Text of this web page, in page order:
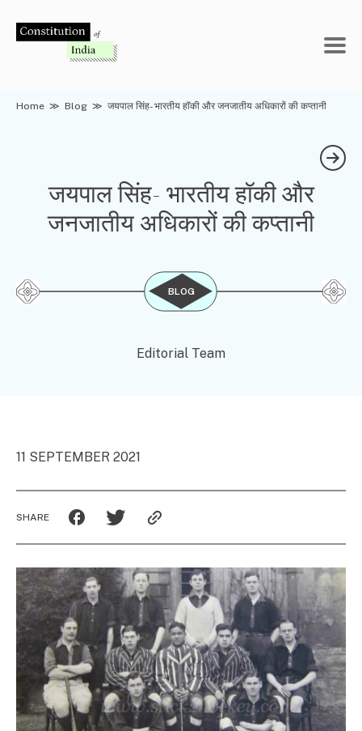
Home ≫ Blog ≫ जयपाल सिंह- भारतीय हॉकी और जनजातीय अधिकारों की कप्तानी
जयपाल सिंह- भारतीय हॉकी और
जनजातीय अधिकारों की कप्तानी
BLOG
Editorial Team
11 SEPTEMBER 2021
SHARE